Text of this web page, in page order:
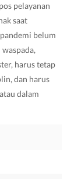
pelayanan
saat
belum
harus tetap
dan harus
dalam